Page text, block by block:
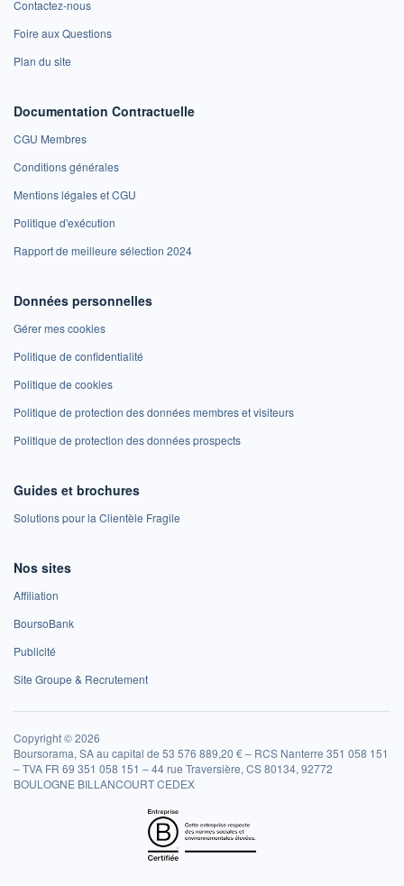
Contactez-nous
Foire aux Questions
Plan du site
Documentation Contractuelle
CGU Membres
Conditions générales
Mentions légales et CGU
Politique d'exécution
Rapport de meilleure sélection 2024
Données personnelles
Gérer mes cookies
Politique de confidentialité
Politique de cookies
Politique de protection des données membres et visiteurs
Politique de protection des données prospects
Guides et brochures
Solutions pour la Clientèle Fragile
Nos sites
Affiliation
BoursoBank
Publicité
Site Groupe & Recrutement
Copyright © 2026
Boursorama, SA au capital de 53 576 889,20 € – RCS Nanterre 351 058 151
– TVA FR 69 351 058 151 – 44 rue Traversière, CS 80134, 92772
BOULOGNE BILLANCOURT CEDEX